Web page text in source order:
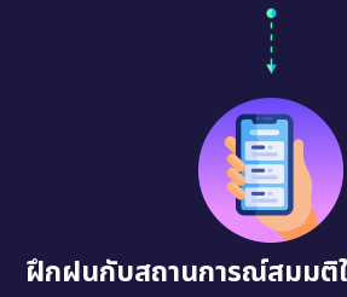
ฝึกฝนกับสถานการณ์สมมติ